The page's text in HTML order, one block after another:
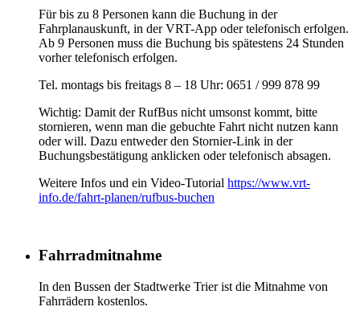
Für bis zu 8 Personen kann die Buchung in der
Fahrplanauskunft, in der VRT-App oder telefonisch erfolgen.
Ab 9 Personen muss die Buchung bis spätestens 24 Stunden
vorher telefonisch erfolgen.
Tel. montags bis freitags 8 – 18 Uhr: 0651 / 999 878 99
Wichtig: Damit der RufBus nicht umsonst kommt, bitte
stornieren, wenn man die gebuchte Fahrt nicht nutzen kann
oder will. Dazu entweder den Stornier-Link in der
Buchungsbestätigung anklicken oder telefonisch absagen.
Weitere Infos und ein Video-Tutorial https://www.vrt-
info.de/fahrt-planen/rufbus-buchen
Fahrradmitnahme
In den Bussen der Stadtwerke Trier ist die Mitnahme von
Fahrrädern kostenlos.